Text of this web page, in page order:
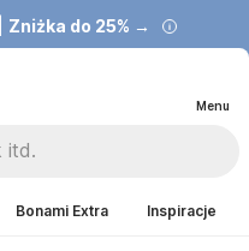
Zniżka do 25% →
Menu
Bonami Extra Inspiracje